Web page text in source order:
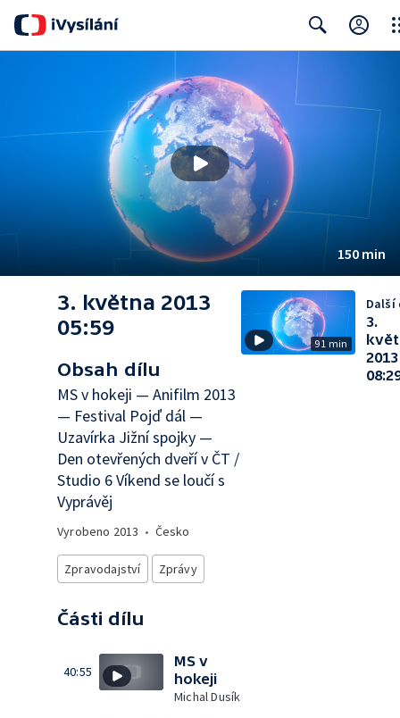
150 min
3. května 2013
05:59
Obsah dílu
MS v hokeji — Anifilm 2013
— Festival Pojď dál —
Uzavírka Jižní spojky —
Den otevřených dveří v ČT /
Studio 6 Víkend se loučí s
Vyprávěj
Vyrobeno 2013 • Česko
Zpravodajství Zprávy
Části dílu
40:55
MS v
hokeji
Michal Dusík
91 min
Další
3.
2013